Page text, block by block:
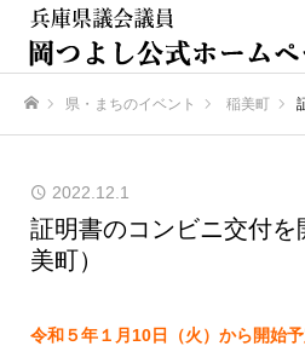
県・まちのイベント 稲美町
2022.12.1
証明書のコンビニ交付を
美町）
令和５年１月10日（火）から開始予